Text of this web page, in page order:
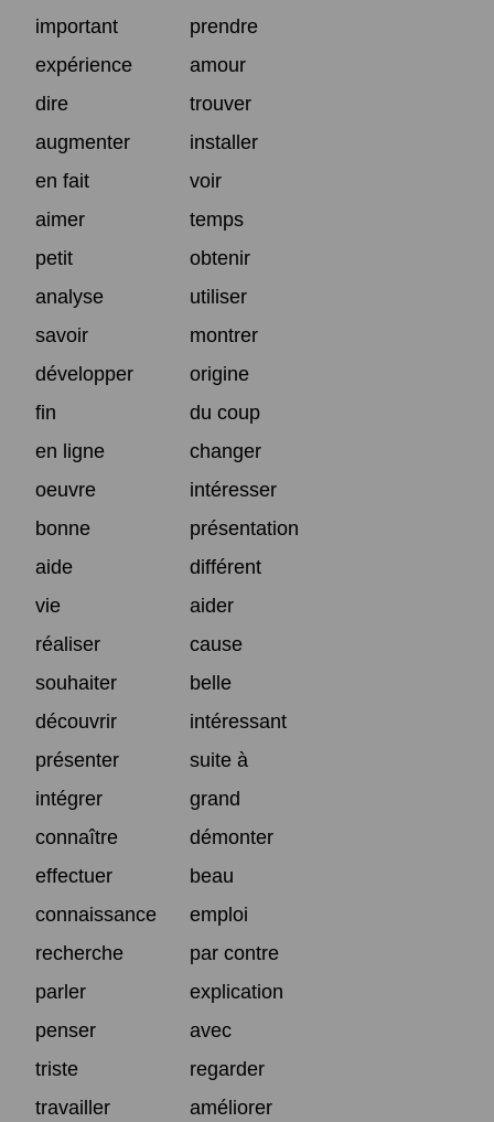
important
prendre
expérience
amour
dire
trouver
augmenter
installer
en fait
voir
aimer
temps
petit
obtenir
analyse
utiliser
savoir
montrer
développer
origine
fin
du coup
en ligne
changer
oeuvre
intéresser
bonne
présentation
aide
différent
vie
aider
réaliser
cause
souhaiter
belle
découvrir
intéressant
présenter
suite à
intégrer
grand
connaître
démonter
effectuer
beau
connaissance
emploi
recherche
par contre
parler
explication
penser
avec
triste
regarder
travailler
améliorer